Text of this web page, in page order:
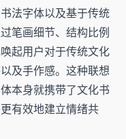
法字体以及基于传统
笔画细节、结构比例
起用户对于传统文化
及手作感。这种联想
本身就携带了文化书
有效地建立情绪共